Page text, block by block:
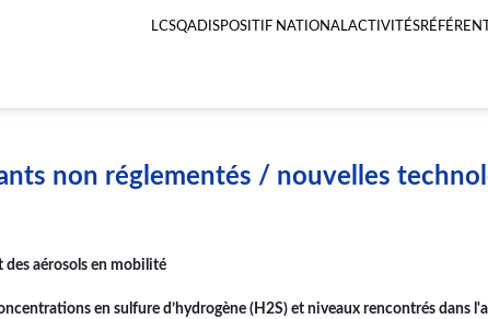
LCSQADISPOSITIF NATIONALACTIVITÉS
non réglementés / nouvelles
des aérosols en mobilité
en sulfure d’hydrogène (H2S) et niveaux rencontrés dans